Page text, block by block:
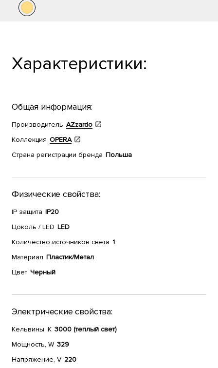
Характеристики:
Общая информация:
Производитель AZzardo
Коллекция OPERA
Страна регистрации бренда Польша
Физические свойства:
IP защита IP20
Цоколь / LED LED
Количество источников света 1
Материал Пластик/Метал
Цвет Черный
Электрические свойства:
Кельвины, К 3000 (теплый свет)
Мощность, W 329
Напряжение, V 220